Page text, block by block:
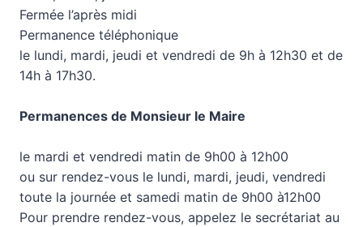
Fermée l’après midi
Permanence téléphonique
le lundi, mardi, jeudi et vendredi de 9h à 12h30 et de
14h à 17h30.
Permanences de Monsieur le Maire
le mardi et vendredi matin de 9h00 à 12h00
ou sur rendez-vous le lundi, mardi, jeudi, vendredi
toute la journée et samedi matin de 9h00 à12h00
Pour prendre rendez-vous, appelez le secrétariat au